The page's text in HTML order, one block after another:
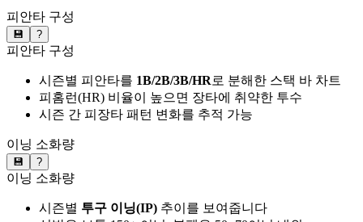
피안타 구성
💾 ?
피안타 구성
시즌별 피안타를 1B/2B/3B/HR로 분해한 스택 바 차트
피홈런(HR) 비율이 높으면 장타에 취약한 투수
시즌 간 피장타 패턴 변화를 추적 가능
이닝 소화량
💾 ?
이닝 소화량
시즌별 투구 이닝(IP) 추이를 보여줍니다